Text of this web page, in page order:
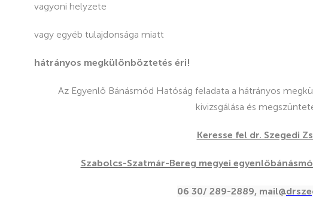
vagyoni helyzete
vagy egyéb tulajdonsága miatt
hátrányos megkülönböztetés éri!
Az Egyenlő Bánásmód Hatóság feladata a hátrányos
kivizsgálása és
Keresse fel dr. Szegedi
Szabolcs-Szatmár-Bereg megyei
06 30/ 289-2889, mail@